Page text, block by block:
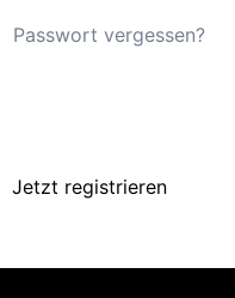
Passwort vergessen?
Jetzt registrieren